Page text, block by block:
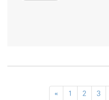
« 1 2 3